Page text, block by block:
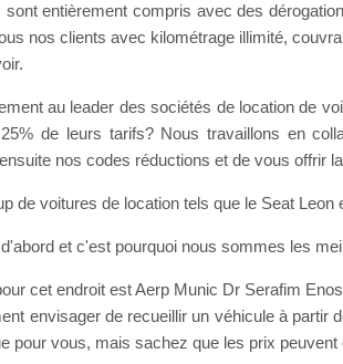
sont entièrement compris avec des
nos clients avec kilométrage illimité,
au leader des sociétés de location de
de leurs tarifs? Nous travaillons en
nos codes réductions et de vous offrir
de voitures de location tels que le Seat
et c'est pourquoi nous sommes les
cet endroit est Aerp Munic Dr Serafim
envisager de recueillir un véhicule à partir
pour vous, mais sachez que les prix